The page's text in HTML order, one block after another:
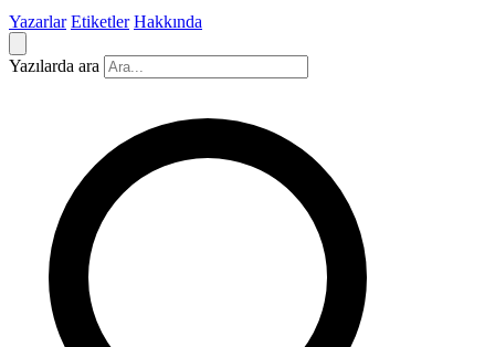
Yazarlar Etiketler Hakkında
Yazılarda ara